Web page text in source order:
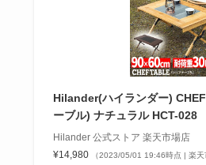
Hilander(ハイランダー)
ーブル) ナチュラル HCT-028
Hilander 公式ストア 楽天市場店
¥14,980
（2023/05/01 19:46時点 | 楽天